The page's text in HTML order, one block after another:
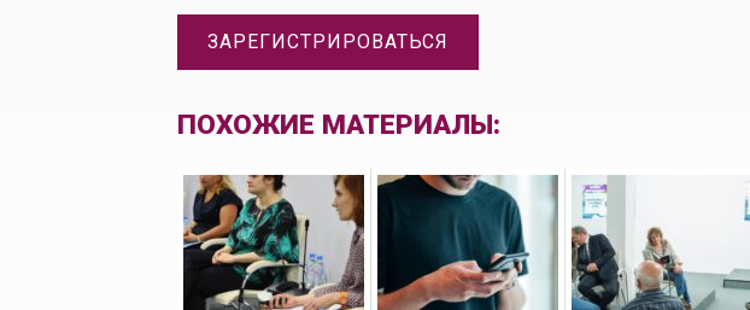
ЗАРЕГИСТРИРОВАТЬСЯ
ПОХОЖИЕ МАТЕРИАЛЫ: